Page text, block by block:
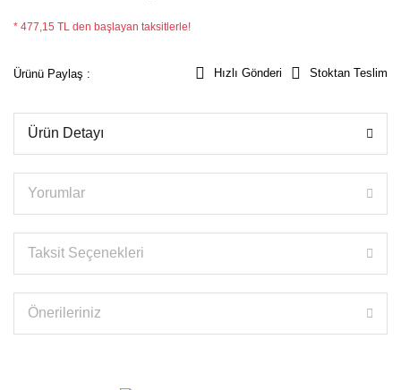
* 477,15 TL den başlayan taksitlerle!
Ürünü Paylaş : Hızlı Gönderi Stoktan Teslim
Ürün Detayı
Yorumlar
Taksit Seçenekleri
Önerileriniz